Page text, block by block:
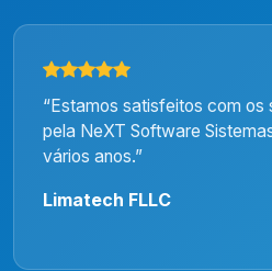
“Estamos satisfeitos com
pela NeXT Software
vários anos.”
Limatech FLLC